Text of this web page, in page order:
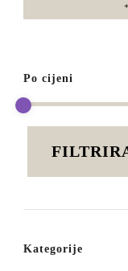
Po cijeni
Kategorije